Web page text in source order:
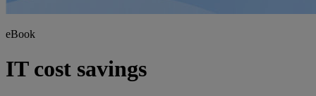
eBook
IT cost savings